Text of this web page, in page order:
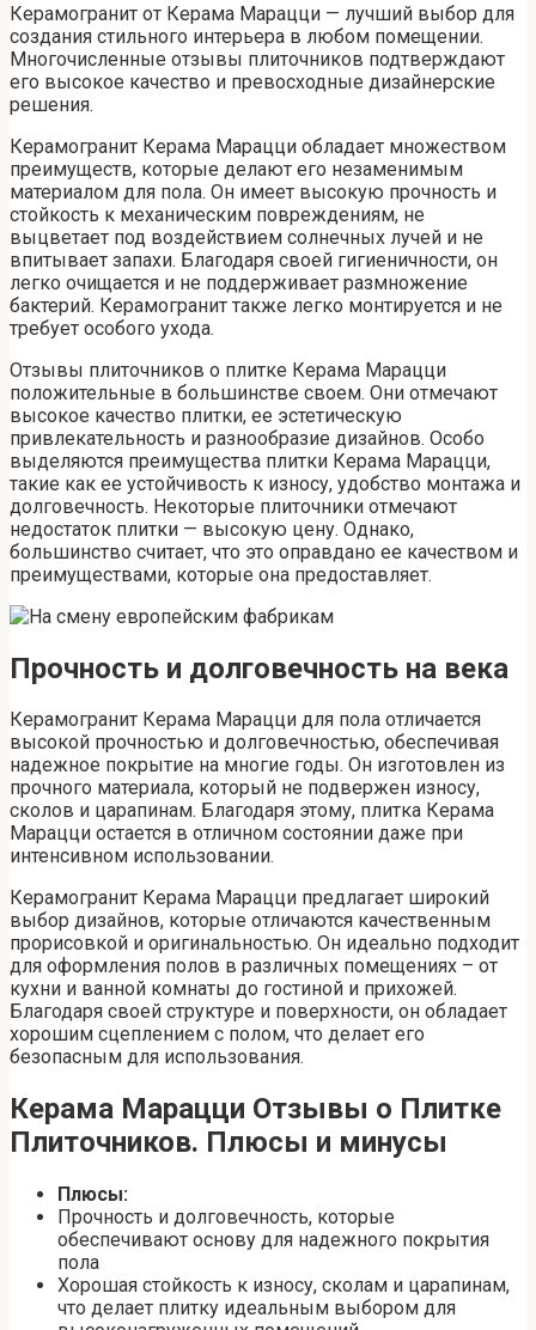
Керамогранит от Керама Марацци — лучший выбор для
создания стильного интерьера в любом помещении.
Многочисленные отзывы плиточников подтверждают
его высокое качество и превосходные дизайнерские
решения.
Керамогранит Керама Марацци обладает множеством
преимуществ, которые делают его незаменимым
материалом для пола. Он имеет высокую прочность и
стойкость к механическим повреждениям, не
выцветает под воздействием солнечных лучей и не
впитывает запахи. Благодаря своей гигиеничности, он
легко очищается и не поддерживает размножение
бактерий. Керамогранит также легко монтируется и не
требует особого ухода.
Отзывы плиточников о плитке Керама Марацци
положительные в большинстве своем. Они отмечают
высокое качество плитки, ее эстетическую
привлекательность и разнообразие дизайнов. Особо
выделяются преимущества плитки Керама Марацци,
такие как ее устойчивость к износу, удобство монтажа и
долговечность. Некоторые плиточники отмечают
недостаток плитки — высокую цену. Однако,
большинство считает, что это оправдано ее качеством и
преимуществами, которые она предоставляет.
Прочность и долговечность на века
Керамогранит Керама Марацци для пола отличается
высокой прочностью и долговечностью, обеспечивая
надежное покрытие на многие годы. Он изготовлен из
прочного материала, который не подвержен износу,
сколов и царапинам. Благодаря этому, плитка Керама
Марацци остается в отличном состоянии даже при
интенсивном использовании.
Керамогранит Керама Марацци предлагает широкий
выбор дизайнов, которые отличаются качественным
прорисовкой и оригинальностью. Он идеально подходит
для оформления полов в различных помещениях – от
кухни и ванной комнаты до гостиной и прихожей.
Благодаря своей структуре и поверхности, он обладает
хорошим сцеплением с полом, что делает его
безопасным для использования.
Керама Марацци Отзывы о Плитке
Плиточников. Плюсы и минусы
Плюсы:
Прочность и долговечность, которые
обеспечивают основу для надежного покрытия
пола
Хорошая стойкость к износу, сколам и царапинам,
что делает плитку идеальным выбором для